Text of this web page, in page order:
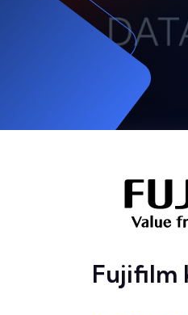
Fujifilm